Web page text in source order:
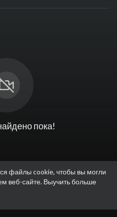
файлы cookie, чтобы вы могли
веб-сайте. Выучить больше
пока!